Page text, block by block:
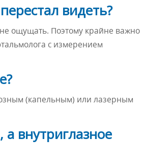
видеть?
ощущать. Поэтому крайне важно
с измерением
(капельным) или лазерным
внутриглазное